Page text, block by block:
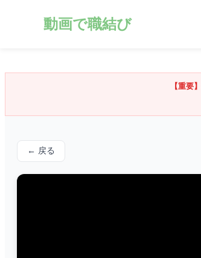
動画で職結び
【重要】
← 戻る